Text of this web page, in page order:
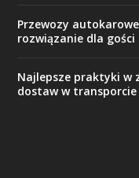
Przewozy
rozwiązanie dla gości
Najlepsze praktyki w
dostaw w